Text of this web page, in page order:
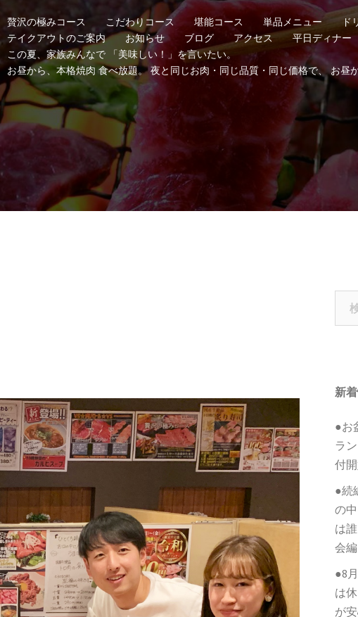
贅沢の極みコース こだわりコース 堪能コース 単品メニュー
ド
テイクアウトのご案内
お知らせ ブログ アクセス 平日ディナー
この夏、家族みんなで 「美味しい！」を言いたい。
お昼から、本格焼肉 食べ放題。 夜と同じお肉・同じ品質・同じ価格で、 お昼
新
●お
ラ
付
●続
の
は
会
●8
は
が